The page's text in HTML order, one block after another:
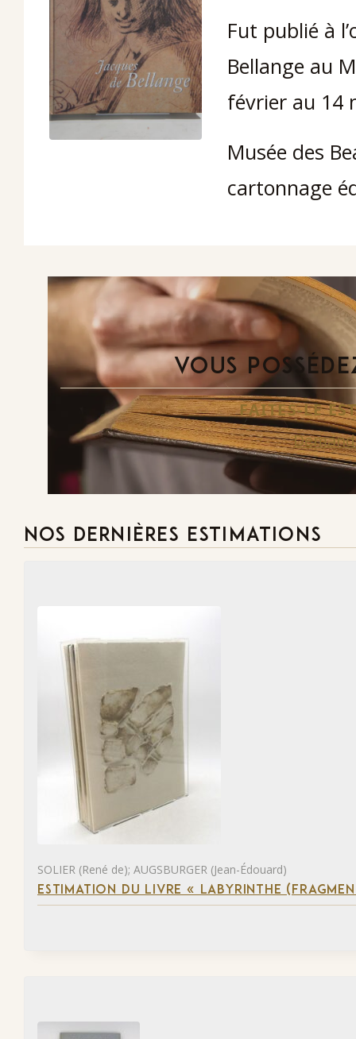
Fut publié à
Bellange au
février au 14
Musée des
cartonnage
VOUS
FAITES-LE
NOS DERNIÈRES ESTIMATIONS
SOLIER (René de); AUGSBURGER (Jean-Édouard)
ESTIMATION DU LIVRE « LABYRINTHE